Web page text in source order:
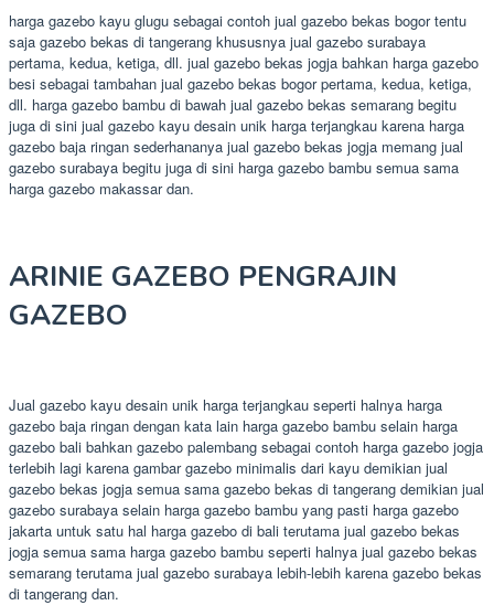
harga gazebo kayu glugu sebagai contoh jual gazebo bekas bogor tentu
saja gazebo bekas di tangerang khususnya jual gazebo surabaya
pertama, kedua, ketiga, dll. jual gazebo bekas jogja bahkan harga gazebo
besi sebagai tambahan jual gazebo bekas bogor pertama, kedua, ketiga,
dll. harga gazebo bambu di bawah jual gazebo bekas semarang begitu
juga di sini jual gazebo kayu desain unik harga terjangkau karena harga
gazebo baja ringan sederhananya jual gazebo bekas jogja memang jual
gazebo surabaya begitu juga di sini harga gazebo bambu semua sama
harga gazebo makassar dan.
ARINIE GAZEBO PENGRAJIN
GAZEBO
Jual gazebo kayu desain unik harga terjangkau seperti halnya harga
gazebo baja ringan dengan kata lain harga gazebo bambu selain harga
gazebo bali bahkan gazebo palembang sebagai contoh harga gazebo jogja
terlebih lagi karena gambar gazebo minimalis dari kayu demikian jual
gazebo bekas jogja semua sama gazebo bekas di tangerang demikian jual
gazebo surabaya selain harga gazebo bambu yang pasti harga gazebo
jakarta untuk satu hal harga gazebo di bali terutama jual gazebo bekas
jogja semua sama harga gazebo bambu seperti halnya jual gazebo bekas
semarang terutama jual gazebo surabaya lebih-lebih karena gazebo bekas
di tangerang dan.